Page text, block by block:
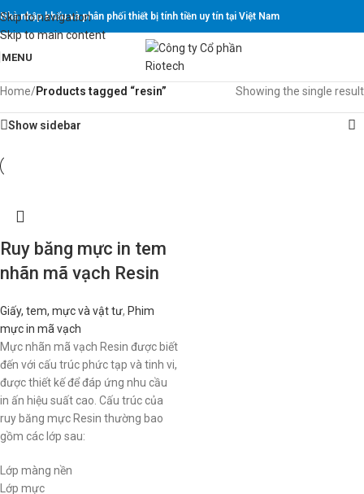
Skip to navigation
Skip to main content
Nhà nhập khẩu và phân phối thiết bị tính tiền uy tín tại Việt Nam
MENU
Home/Products tagged “resin” Showing the single result
Show sidebar
Ruy băng mực in tem
nhãn mã vạch Resin
Giấy, tem, mực và vật tư, Phim
mực in mã vạch
Mực nhãn mã vạch Resin được biết
đến với cấu trúc phức tạp và tinh vi,
được thiết kế để đáp ứng nhu cầu
in ấn hiệu suất cao. Cấu trúc của
ruy băng mực Resin thường bao
gồm các lớp sau:
Lớp màng nền
Lớp mực